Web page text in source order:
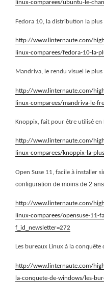
linux-comparees/ubuntu-le-
Fedora 10, la distribution la plus
http://www.linternaute.com/
linux-comparees/fedora-10-la-
Mandriva, le rendu visuel le
http://www.linternaute.com/
linux-comparees/mandriva-le-
Knoppix, fait pour être utilisé en
http://www.linternaute.com/
linux-comparees/knoppix-la-
Open Suse 11, facile à installer
configuration de moins de 2 ans
http://www.linternaute.com/
linux-comparees/opensuse-11-
f_id_newsletter=272
Les bureaux Linux à la conquête
http://www.linternaute.com/
la-conquete-de-windows/les-